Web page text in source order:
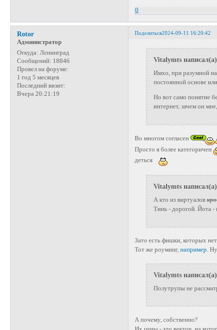
0
Поделиться2024-09-11 16:20:42
Rotor
Администратор
Откуда: Ленинград
Сообщений: 18846
Провел на форуме:
1 год 5 месяцев
Последний визит:
Вчера 20:21:19
Vitalymts
Имхо, при разумной
постоянной основе
Но вот само понятие
интернет, зачем он
Во многом согласен
Просто я более категоричен
деться
Vitalymts
А кто из виртуалов
Тинь - дорогой. Йота -
Зато есть фишки, которых
Тот же роуминг,например.
Vitalymts
Полутрупы не
А почему, собственно?